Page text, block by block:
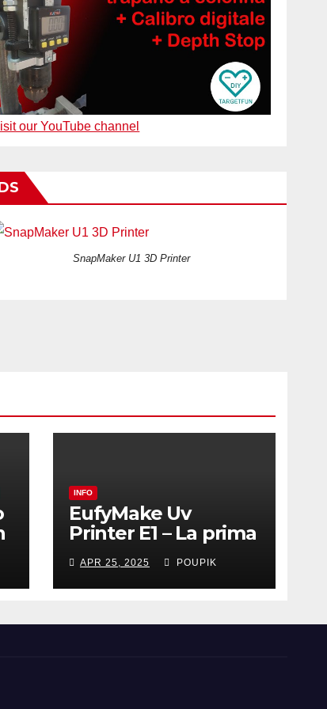
our YouTube channel
SnapMaker U1 3D Printer
INFO
EufyMake Uv
Printer E1 – La prima
stampante UV 3D-
Texture domestica
al mondo
APR 25, 2025 POUPIK